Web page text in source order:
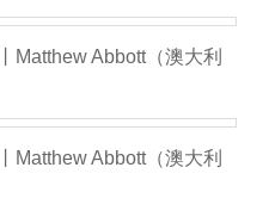
Matthew Abbott（澳大利
Matthew Abbott（澳大利